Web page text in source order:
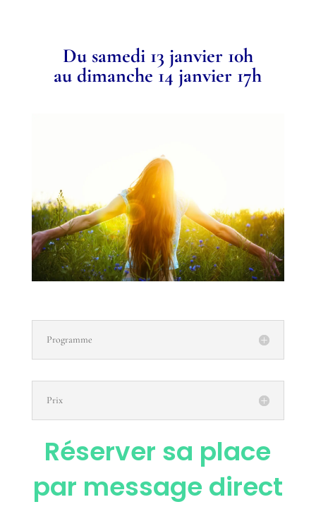
Du samedi 13 janvier 10h
au dimanche 14 janvier 17h
Programme
Prix
Réserver sa place
par message direct